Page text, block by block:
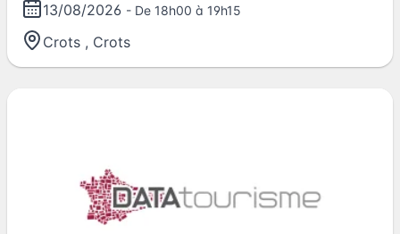
13/08/2026 - De 18h00 à 19h15
Crots , Crots